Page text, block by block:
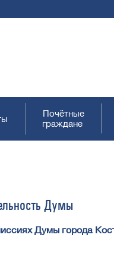
Почётные
граждане
Думы
Думы города